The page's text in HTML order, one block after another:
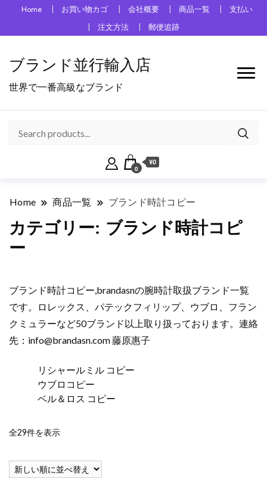
Home お買い物カゴ 会社概要 商品一覧
支払い
注文方法
郵便追跡
ブランド並行輸入店
世界で一番高級なブランド
0
¥0
Home 商品一覧 ブランド時計コピー
カテゴリー: ブランド時計コピ
ー
ブランド時計コピー,brandasnの腕時計取扱ブランド一覧
です。ロレックス、パテックフィリップ、ウブロ、フラン
クミュラーなど50ブランド以上取り扱っております。連絡
先： info@brandasn.com藤原惠子
リシャールミル コピー
ウブロコピー
ベル＆ロス コピー
全29件を表示新
い
順